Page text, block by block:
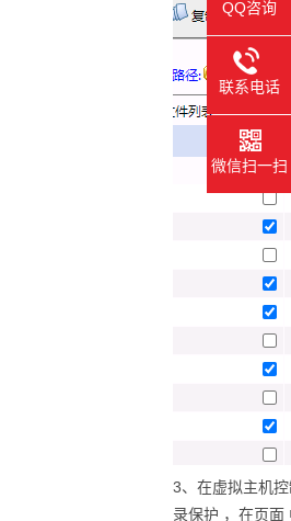
3、在虚拟主机
录保护 ，在页面
QQ咨询
联系电话
微信扫一扫